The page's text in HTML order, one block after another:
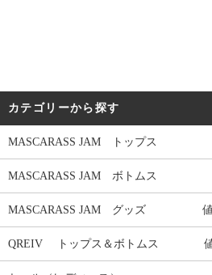
カテゴリーから探す
MASCARASS JAM トップス 値
MASCARASS JAM ボトムス 値
MASCARASS JAM グッズ 値下
QREIV トップス＆ボトムス 値下